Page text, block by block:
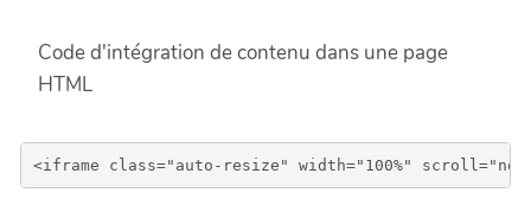
Code d'intégration de contenu dans une page
HTML